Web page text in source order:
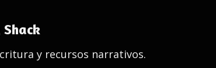
y recursos narrativos.